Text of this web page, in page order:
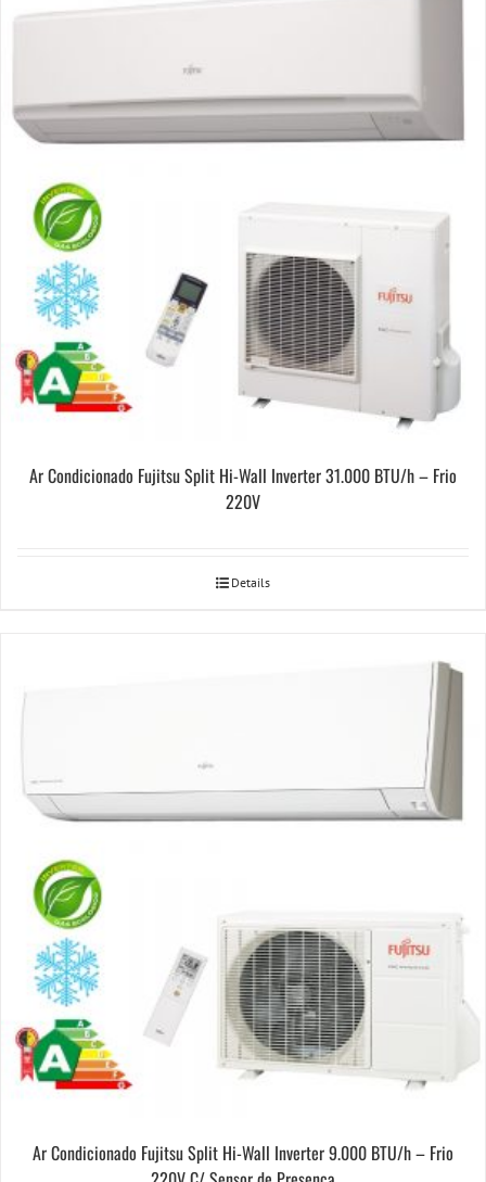
Ar Condicionado Fujitsu Split Hi-Wall Inverter 31.000 BTU/h – Frio
220V
Details
Ar Condicionado Fujitsu Split Hi-Wall Inverter 9.000 BTU/h – Frio